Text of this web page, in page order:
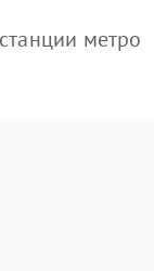
метро